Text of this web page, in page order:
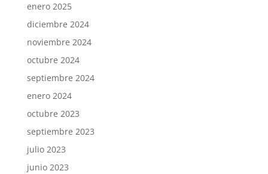
enero 2025
diciembre 2024
noviembre 2024
octubre 2024
septiembre 2024
enero 2024
octubre 2023
septiembre 2023
julio 2023
junio 2023